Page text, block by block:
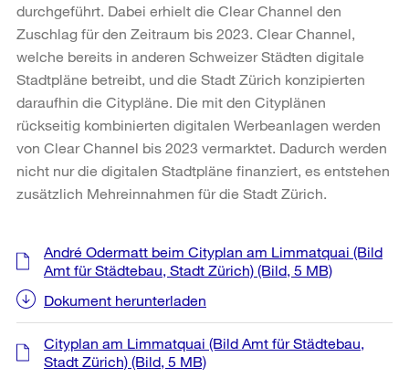
durchgeführt. Dabei erhielt die Clear Channel den
Zuschlag für den Zeitraum bis 2023. Clear Channel,
welche bereits in anderen Schweizer Städten digitale
Stadtpläne betreibt, und die Stadt Zürich konzipierten
daraufhin die Citypläne. Die mit den Cityplänen
rückseitig kombinierten digitalen Werbeanlagen werden
von Clear Channel bis 2023 vermarktet. Dadurch werden
nicht nur die digitalen Stadtpläne finanziert, es entstehen
zusätzlich Mehreinnahmen für die Stadt Zürich.
Weitere
Informationen
André Odermatt beim Cityplan am Limmatquai (Bild
Amt für Städtebau, Stadt Zürich) (Bild, 5 MB)
Dokument herunterladen
Cityplan am Limmatquai (Bild Amt für Städtebau,
Stadt Zürich) (Bild, 5 MB)